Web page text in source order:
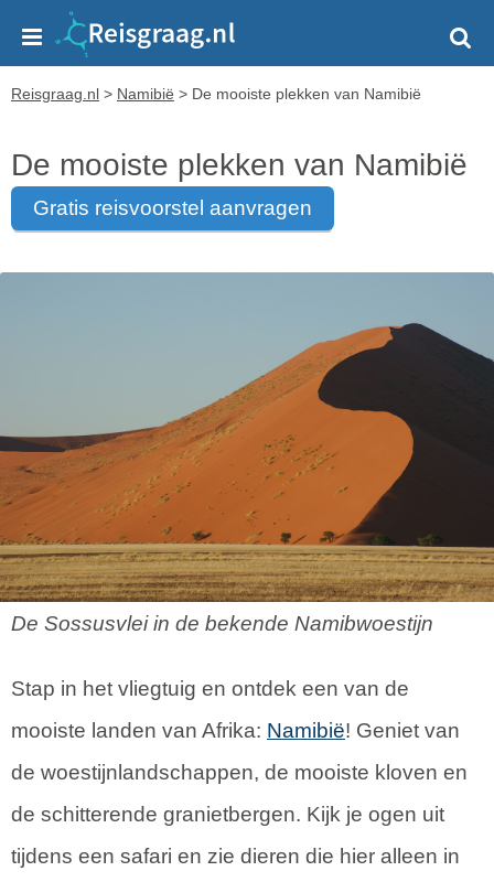
Reisgraag.nl > Namibië > De mooiste plekken van Namibië
De mooiste plekken van Namibië
gratis reisvoorstel aanvragen
De Sossusvlei in de bekende Namibwoestijn
Stap in het vliegtuig en ontdek een van de
mooiste landen van Afrika: Namibië! Geniet van
de woestijnlandschappen, de mooiste kloven en
de schitterende granietbergen. Kijk je ogen uit
tijdens een safari en zie dieren die hier alleen in